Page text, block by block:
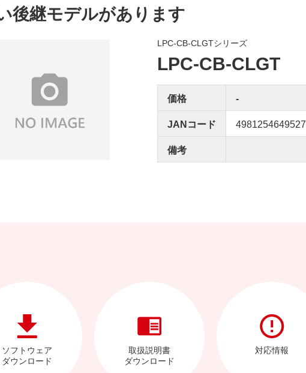
後継モデルがあります
LPC-CB-CLGTシリーズ
LPC-CB-CLGT
価格
-
JANコード
4981254649527
備考
ソフトウェア
ダウンロード
取扱説明書
ダウンロード
対応情報